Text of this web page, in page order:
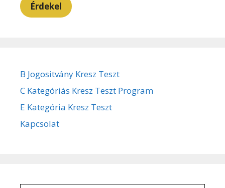
Érdekel
B Jogositvány Kresz Teszt
C Kategóriás Kresz Teszt Program
E Kategória Kresz Teszt
Kapcsolat